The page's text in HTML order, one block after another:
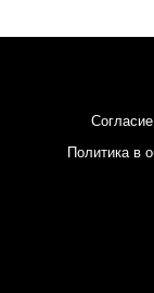
Политика в